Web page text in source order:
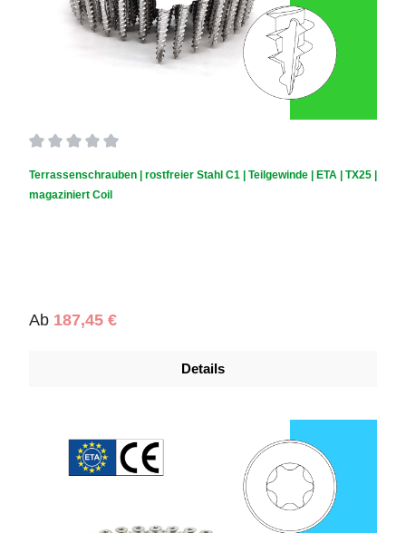
Terrassenschrauben | rostfreier Stahl C1 | Teilgewinde | ETA | TX25 |
magaziniert Coil
Regulärer Preis:
Ab 187,45 €
Details